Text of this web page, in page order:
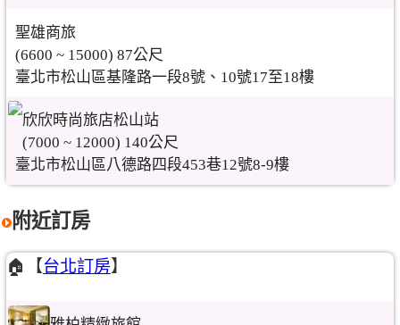
聖雄商旅
(6600 ~ 15000) 87公尺
臺北市松山區基隆路一段8號、10號17至18樓
欣欣時尚旅店松山站
(7000 ~ 12000) 140公尺
臺北市松山區八德路四段453巷12號8-9樓
附近訂房
🏠【台北訂房】